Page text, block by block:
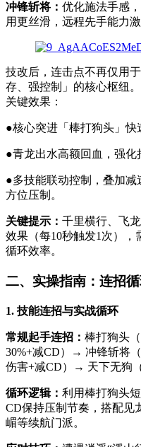
冲锋斩将： 优化施法手感
用更丝滑，远程先手能力
技改后，连击点不再仅用
存、强控制」的核心枢纽
关键效果：
●核心突进「棒打狗头」快
●青龙出水高额回血，强化
●多技能联动控制，叠加
方位压制。
关键提示： 千里横行、飞
效果（每10秒触发1次）
循环效率。
二、实操指南：连招
1. 技能连招与实战循环
常规起手连招： 棒打狗头
30%+减CD）→ 冲锋斩将
伤害+减CD）→ 天下无狗
循环逻辑： 利用棒打狗头
CD保持压制节奏，搭配见
嵋等续航门派。